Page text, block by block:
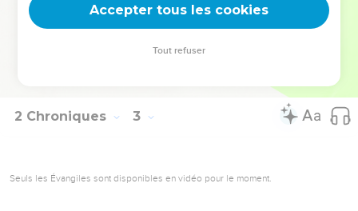
3 600 pour surveiller le travail de tous ces ouvriers.
© Société biblique française – Bibli’O, 2000, avec autorisation. Pour vous procurer
2 Chroniques 3
Seuls les Évangiles sont disponibles en vidéo pour le moment.
Accepter tous les cookies
Tout refuser